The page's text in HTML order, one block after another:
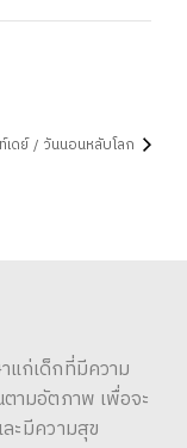
เดย์ / วันนอนหลับโลก
ก่เด็กที่มีความ
ามอัตภาพ เพื่อจะ
ะมีความสุข